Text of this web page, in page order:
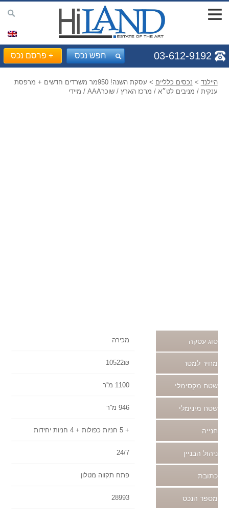
03-612-9192
+ פרסם נכס חפש נכס
היילנד > נכסים כלליים
> עסקת השנה! 950מר משרדים חדשים + מרפסת
ענקית / מניבים לט״א / מרכז הארץ / שוכרAAA / מיידי
סוג עסקה
מחיר למטר
שטח מקסימלי
שטח מינימלי
חנייה
ניהול הבניין
כתובת
מספר הנכס
מכירה
10522₪
1100 מ''ר
946 מ''ר
+ 5 חניות כפולות + 4 חניות יחידות
24/7
פתח תקווה מטלון
28993